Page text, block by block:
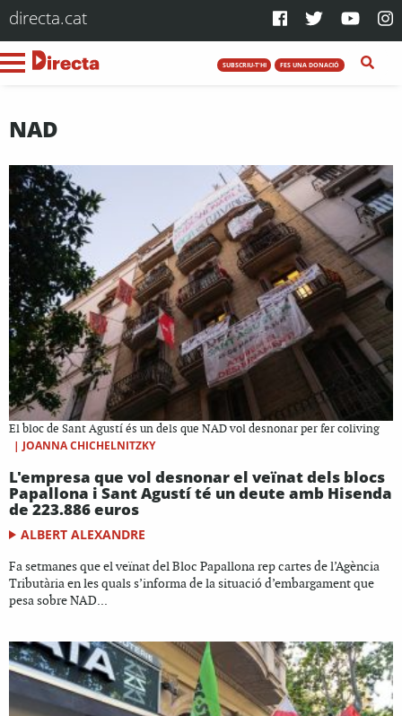
directa.cat
SUBSCRIU-T'HI FES UNA DONACIÓ
NAD
El bloc de Sant Agustí és un dels que NAD vol desnonar per fer coliving
| JOANNA CHICHELNITZKY
L'empresa que vol desnonar el veïnat dels blocs
Papallona i Sant Agustí té un deute amb Hisenda
de 223.886 euros
ALBERT ALEXANDRE
Fa setmanes que el veïnat del Bloc Papallona rep cartes de l’Agència
Tributària en les quals s’informa de la situació d’embargament que
pesa sobre NAD...